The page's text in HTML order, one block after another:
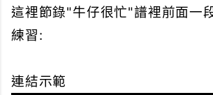
這裡節錄"牛仔很忙"譜裡前面一
練習:
連結示範